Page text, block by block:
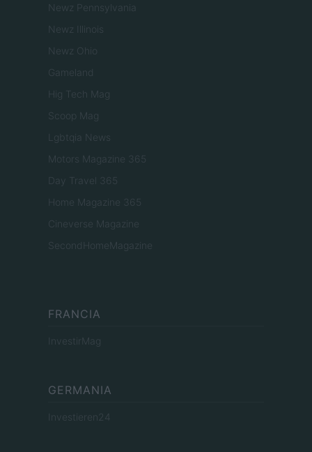
Newz Pennsylvania
Newz Illinois
Newz Ohio
Gameland
Hig Tech Mag
Scoop Mag
Lgbtqia News
Motors Magazine 365
Day Travel 365
Home Magazine 365
Cineverse Magazine
SecondHomeMagazine
FRANCIA
InvestirMag
GERMANIA
Investieren24